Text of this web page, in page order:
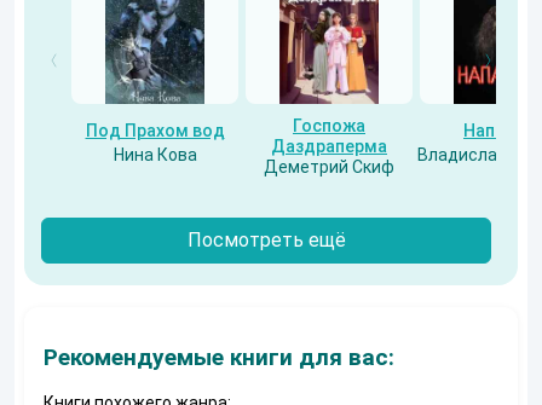
Под Прахом вод
Нина Кова
Госпожа
Даздраперма
Деметрий Скиф
Напарник
Владислав
Посмотреть ещё
Рекомендуемые книги для вас: